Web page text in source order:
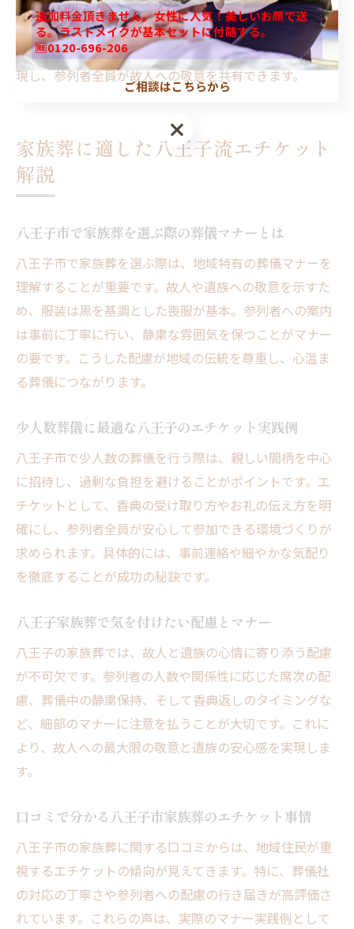
理解して動くことが大切です。加えて、地域特有のしき
たりを尊重することが、遺族の安心感につながります。
これらのポイントを押さえることで、心に残る葬儀が実
現し、参列者全員が故人への敬意を共有できます。
家族葬に適した八王子流エチケット
解説
八王子市で家族葬を選ぶ際の葬儀マナーとは
八王子市で家族葬を選ぶ際は、地域特有の葬儀マナーを
理解することが重要です。故人や遺族への敬意を示すた
め、服装は黒を基調とした喪服が基本。参列者への案内
は事前に丁寧に行い、静粛な雰囲気を保つことがマナー
の要です。こうした配慮が地域の伝統を尊重し、心温ま
る葬儀につながります。
少人数葬儀に最適な八王子のエチケット実践例
八王子市で少人数の葬儀を行う際は、親しい間柄を中心
に招待し、過剰な負担を避けることがポイントです。エ
チケットとして、香典の受け取り方やお礼の伝え方を明
確にし、参列者全員が安心して参加できる環境づくりが
求められます。具体的には、事前連絡や細やかな気配り
を徹底することが成功の秘訣です。
八王子家族葬で気を付けたい配慮とマナー
八王子の家族葬では、故人と遺族の心情に寄り添う配慮
が不可欠です。参列者の人数や関係性に応じた席次の配
慮、葬儀中の静粛保持、そして香典返しのタイミングな
ど、細部のマナーに注意を払うことが大切です。これに
より、故人への最大限の敬意と遺族の安心感を実現しま
す。
口コミで分かる八王子市家族葬のエチケット事情
八王子市の家族葬に関する口コミからは、地域住民が重
視するエチケットの傾向が見えてきます。特に、葬儀社
の対応の丁寧さや参列者への配慮の行き届きが高評価さ
れています。これらの声は、実際のマナー実践例として
追加料金頂きません。女性に人気！美しいお顔で送
る。ラストメイクが基本セットに付随する。
🆓0120-696-206
ご相談はこちらから